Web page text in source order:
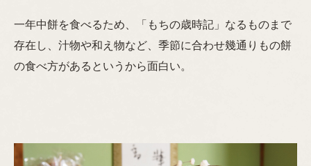
一年中餅を食べるため、「もちの歳時記」なるものまで
存在し、汁物や和え物など、季節に合わせ幾通りもの餅
の食べ方があるというから面白い。